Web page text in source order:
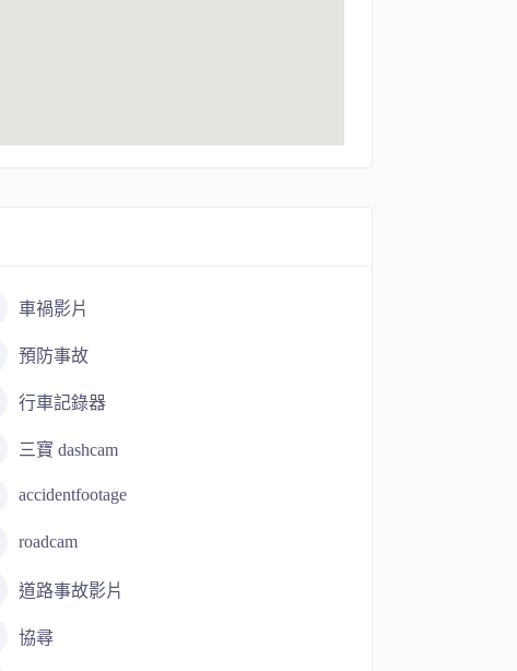
車禍影片
預防事故
行車記錄器
三寶 dashcam
accidentfootage
roadcam
道路事故影片
協尋